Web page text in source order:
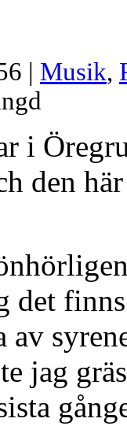
| Musik,
i
den
det
jag